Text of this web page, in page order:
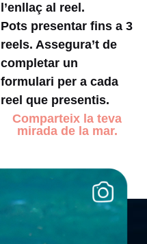
l’enllaç al reel.
Pots presentar fins a 3
reels. Assegura’t de
completar un
formulari per a cada
reel que presentis.
Comparteix la teva
mirada de la mar.